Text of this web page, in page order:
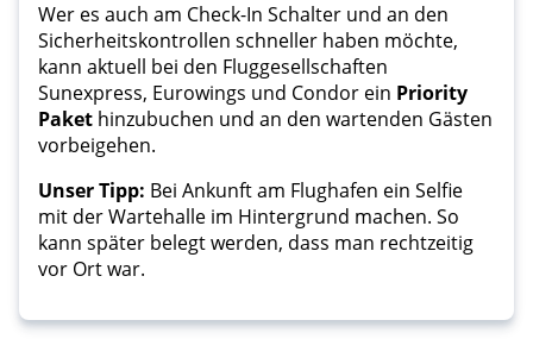
Wer es auch am Check-In Schalter und an den
Sicherheitskontrollen schneller haben möchte,
kann aktuell bei den Fluggesellschaften
Sunexpress, Eurowings und Condor ein Priority
Paket hinzubuchen und an den wartenden Gästen
vorbeigehen.
Unser Tipp: Bei Ankunft am Flughafen ein Selfie
mit der Wartehalle im Hintergrund machen. So
kann später belegt werden, dass man rechtzeitig
vor Ort war.